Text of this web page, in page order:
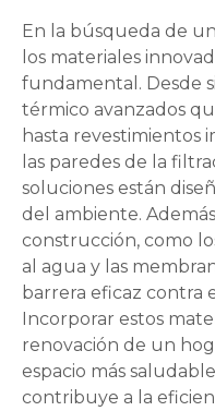
En la búsqueda de
los materiales
fundamental. Desde
térmico avanzados
hasta revestimientos
las paredes de la
soluciones están
del ambiente.
construcción, como
al agua y las
barrera eficaz contra
Incorporar estos
renovación de un
espacio más
contribuye a la